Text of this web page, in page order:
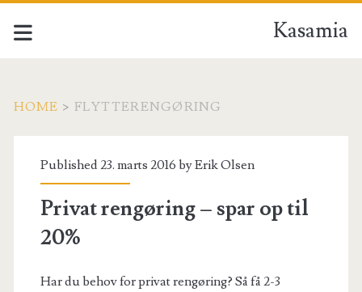
Kasamia
HOME > FLYTTERENGØRING
Tag:
Published 23. marts 2016 byErik Olsen
Privat rengøring – spar op til
20%
Har du behov for privat rengøring? Så få 2-3